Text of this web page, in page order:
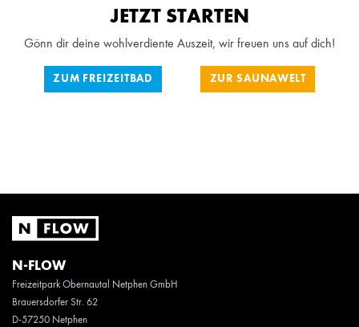
JETZT STARTEN
Gönn dir deine wohlverdiente Auszeit, wir freuen uns auf dich!
ZUM FREIZEITBAD ZUR SAUNAWELT
N-FLOW
Freizeitpark Obernautal Netphen GmbH
Brauersdorfer Str. 62
D-57250 Netphen